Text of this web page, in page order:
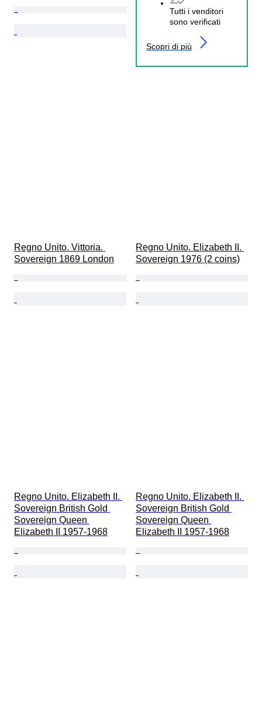
Tutti i venditori
sono verificati
Scopri di più
Regno Unito. Vittoria.
Sovereign 1869 London
Regno Unito. Elizabeth II.
Sovereign 1976 (2 coins)
Regno Unito. Elizabeth II.
Sovereign British Gold
Sovereign Queen
Elizabeth II 1957-1968
Regno Unito. Elizabeth II.
Sovereign British Gold
Sovereign Queen
Elizabeth II 1957-1968